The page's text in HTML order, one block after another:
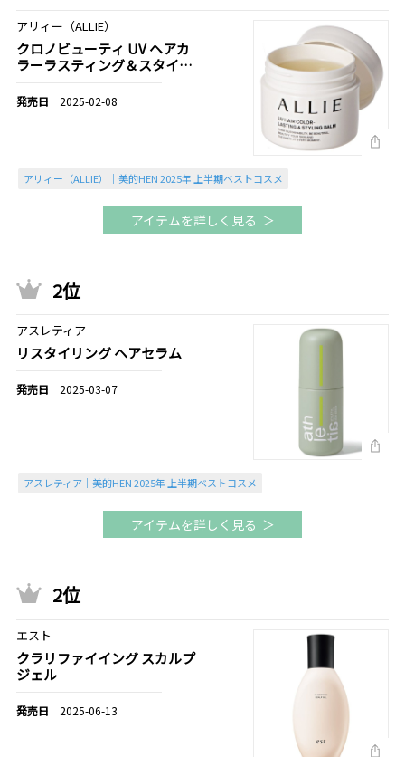
アリィー（ALLIE）
クロノビューティ UV ヘアカ
ラーラスティング＆スタイリ
2025-02-08
アリィー（ALLIE）｜美的HEN 2025年 上半期ベストコスメ
アイテムを詳しく見る
2位
アスレティア
リスタイリング ヘアセラム
2025-03-07
アスレティア｜美的HEN 2025年 上半期ベストコスメ
アイテムを詳しく見る
2位
エスト
クラリファイイング スカルプ
ジェル
2025-06-13